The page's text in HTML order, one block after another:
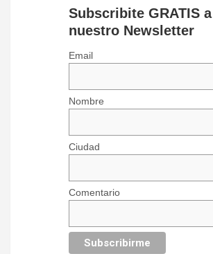
Subscribite GRATIS a
nuestro Newsletter
Email
Nombre
Ciudad
Comentario